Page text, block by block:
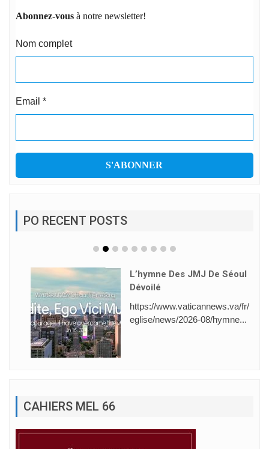
Abonnez-vous à notre newsletter!
Nom complet
Email *
PO RECENT POSTS
L’hymne Des JMJ De Séoul
Dévoilé
https://www.vaticannews.va/fr/
eglise/news/2026-08/hymne...
CAHIERS MEL 66